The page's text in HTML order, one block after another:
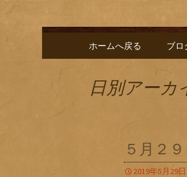
コンテンツへ移動
ホームへ戻る ブロ
日別アーカ
５月２
2019年5月29日